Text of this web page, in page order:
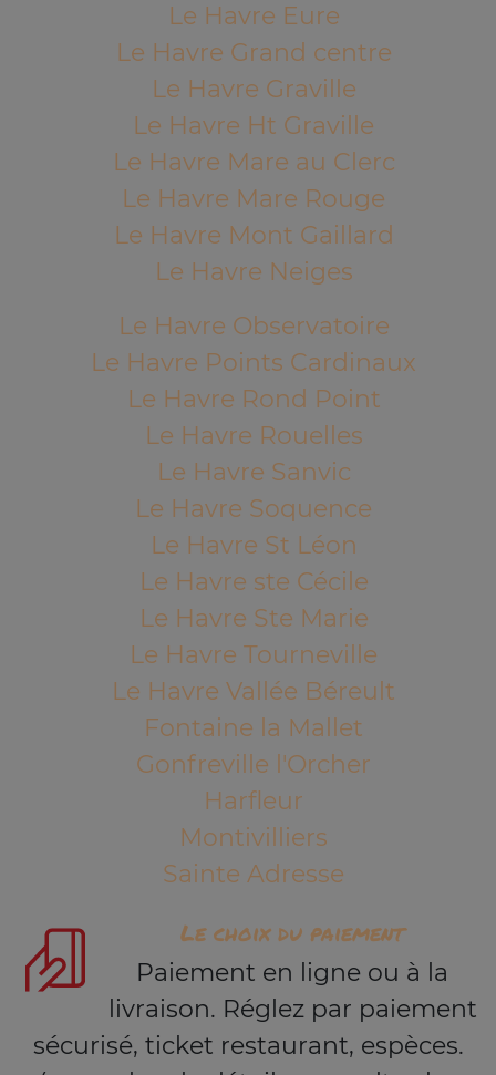
Le Havre Eure
Le Havre Grand centre
Le Havre Graville
Le Havre Ht Graville
Le Havre Mare au Clerc
Le Havre Mare Rouge
Le Havre Mont Gaillard
Le Havre Neiges
Le Havre Observatoire
Le Havre Points Cardinaux
Le Havre Rond Point
Le Havre Rouelles
Le Havre Sanvic
Le Havre Soquence
Le Havre St Léon
Le Havre ste Cécile
Le Havre Ste Marie
Le Havre Tourneville
Le Havre Vallée Béreult
Fontaine la Mallet
Gonfreville l'Orcher
Harfleur
Montivilliers
Sainte Adresse
Le choix du paiement
Paiement en ligne ou à la
livraison. Réglez par paiement
sécurisé, ticket restaurant, espèces.